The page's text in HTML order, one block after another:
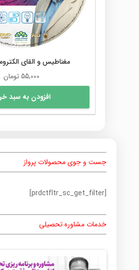
مغناطیس و القای
55,000 تومان
افزودن به سبد
جست و جوی محصولات پرواز
[prdctfltr_sc_get_filter]
خدمات مشاوره تحصیلی